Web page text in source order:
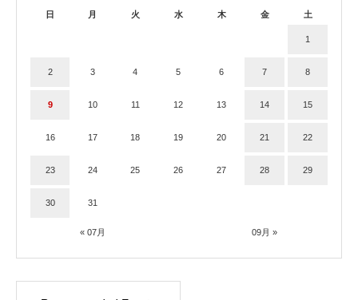
日 月 火 水 木 金 土
« 07月 09月 »
1
2 3 4 5 6 7 8
9 10 11 12 13 14 15
16 17 18 19 20 21 22
23 24 25 26 27 28 29
30 31